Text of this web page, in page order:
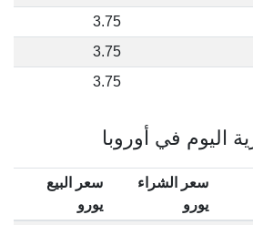
3.75
3.75
3.75
اليوم في أوروبا
سعر الشراء
يورو
سعر البيع
يورو